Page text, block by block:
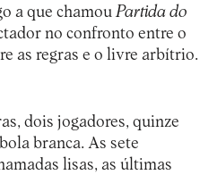
a que chamou Partida do
no confronto entre o
as regras e o livre arbítrio.
dois jogadores, quinze
branca. As sete
lisas, as últimas